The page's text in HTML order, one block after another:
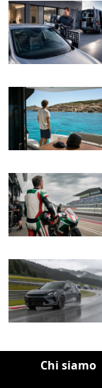
Chi siamo